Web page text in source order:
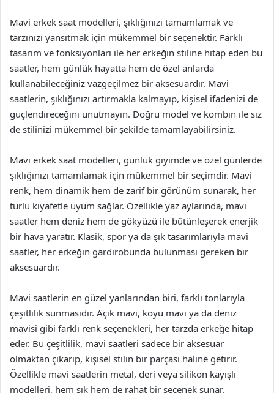
Mavi erkek saat modelleri, şıklığınızı tamamlamak ve
tarzınızı yansıtmak için mükemmel bir seçenektir. Farklı
tasarım ve fonksiyonları ile her erkeğin stiline hitap eden bu
saatler, hem günlük hayatta hem de özel anlarda
kullanabileceğiniz vazgeçilmez bir aksesuardır. Mavi
saatlerin, şıklığınızı artırmakla kalmayıp, kişisel ifadenizi de
güçlendireceğini unutmayın. Doğru model ve kombin ile siz
de stilinizi mükemmel bir şekilde tamamlayabilirsiniz.
Mavi erkek saat modelleri, günlük giyimde ve özel günlerde
şıklığınızı tamamlamak için mükemmel bir seçimdir. Mavi
renk, hem dinamik hem de zarif bir görünüm sunarak, her
türlü kıyafetle uyum sağlar. Özellikle yaz aylarında, mavi
saatler hem deniz hem de gökyüzü ile bütünleşerek enerjik
bir hava yaratır. Klasik, spor ya da şık tasarımlarıyla mavi
saatler, her erkeğin gardırobunda bulunması gereken bir
aksesuardır.
Mavi saatlerin en güzel yanlarından biri, farklı tonlarıyla
çeşitlilik sunmasıdır. Açık mavi, koyu mavi ya da deniz
mavisi gibi farklı renk seçenekleri, her tarzda erkeğe hitap
eder. Bu çeşitlilik, mavi saatleri sadece bir aksesuar
olmaktan çıkarıp, kişisel stilin bir parçası haline getirir.
Özellikle mavi saatlerin metal, deri veya silikon kayışlı
modelleri, hem şık hem de rahat bir seçenek sunar.